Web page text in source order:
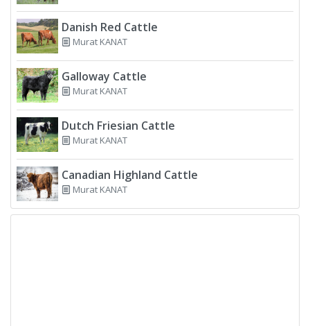
Danish Red Cattle
Murat KANAT
Galloway Cattle
Murat KANAT
Dutch Friesian Cattle
Murat KANAT
Canadian Highland Cattle
Murat KANAT